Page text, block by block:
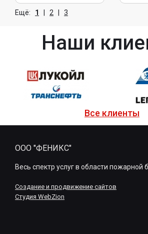
Ещё: 1 2 3
Наши
Все клиенты
ООО "ФЕНИКС"
Весь спектр услуг в области пожарной
Создание и продвижение сайтов
Студия WebZion